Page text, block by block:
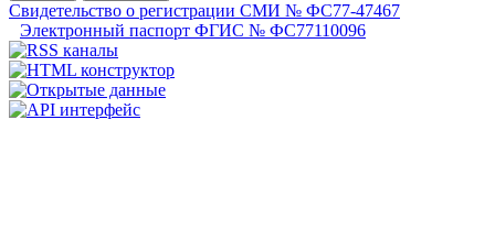
Свидетельство о регистрации СМИ № ФС77-47467
Электронный паспорт ФГИС № ФС77110096